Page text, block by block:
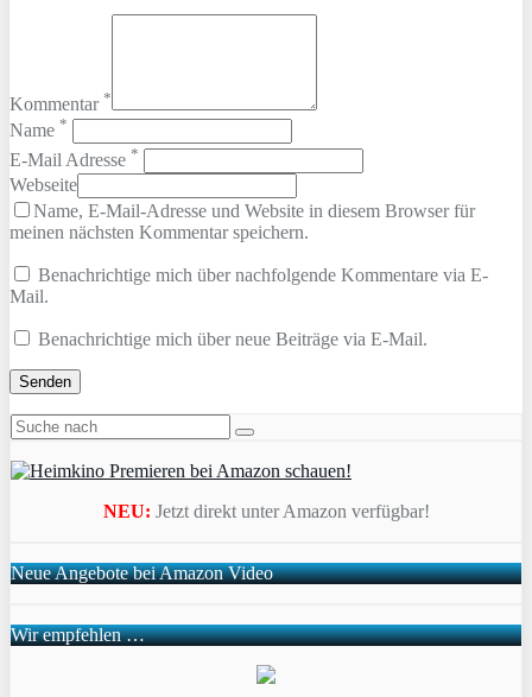
Kommentar *
Name *
E-Mail Adresse *
Webseite
Name, E-Mail-Adresse und Website in diesem Browser für
meinen nächsten Kommentar speichern.
Benachrichtige mich über nachfolgende Kommentare via E-
Mail.
Benachrichtige mich über neue Beiträge via E-Mail.
NEU: Jetzt direkt unter Amazon verfügbar!
Neue Angebote bei Amazon Video
Wir empfehlen …